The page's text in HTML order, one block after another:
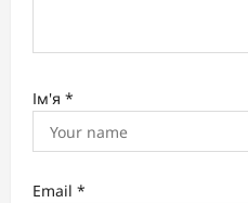
Ім'я *
Email *